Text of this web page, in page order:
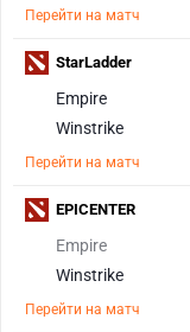
Перейти на матч
Empire
Winstrike
Перейти на матч
StarLadder
Empire
Winstrike
Перейти на матч
EPICENTER